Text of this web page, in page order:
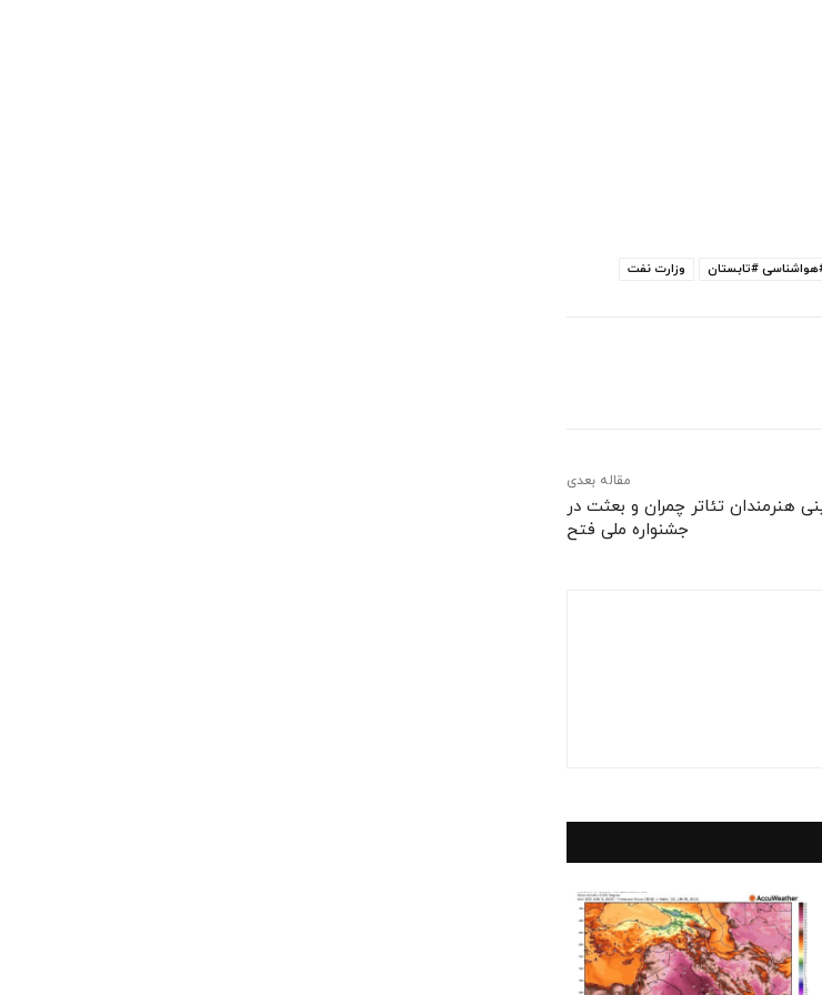
#تابستان وزارت نفت
مقاله بعدی
هنرمندان تئاتر چمران و بعثت در
جشنواره ملی فتح